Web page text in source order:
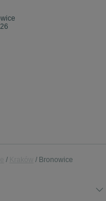
Bronowice